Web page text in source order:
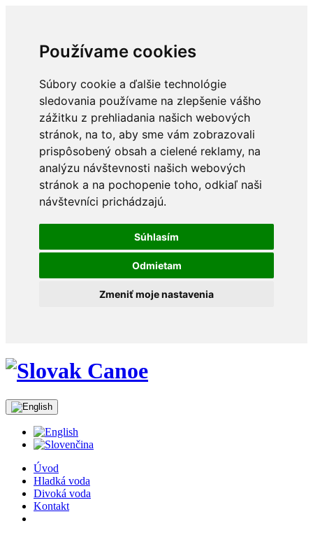
Používame cookies
Súbory cookie a ďalšie technológie
sledovania používame na zlepšenie vášho
zážitku z prehliadania našich webových
stránok, na to, aby sme vám zobrazovali
prispôsobený obsah a cielené reklamy, na
analýzu návštevnosti našich webových
stránok a na pochopenie toho, odkiaľ naši
návštevníci prichádzajú.
Súhlasím
Odmietam
Zmeniť moje nastavenia
Úvod
Hladká voda
Divoká voda
Kontakt